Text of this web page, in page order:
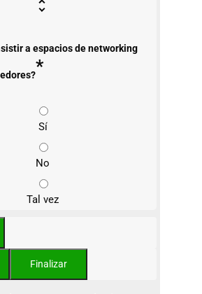
a espacios de networking
*
Sí
No
Tal vez